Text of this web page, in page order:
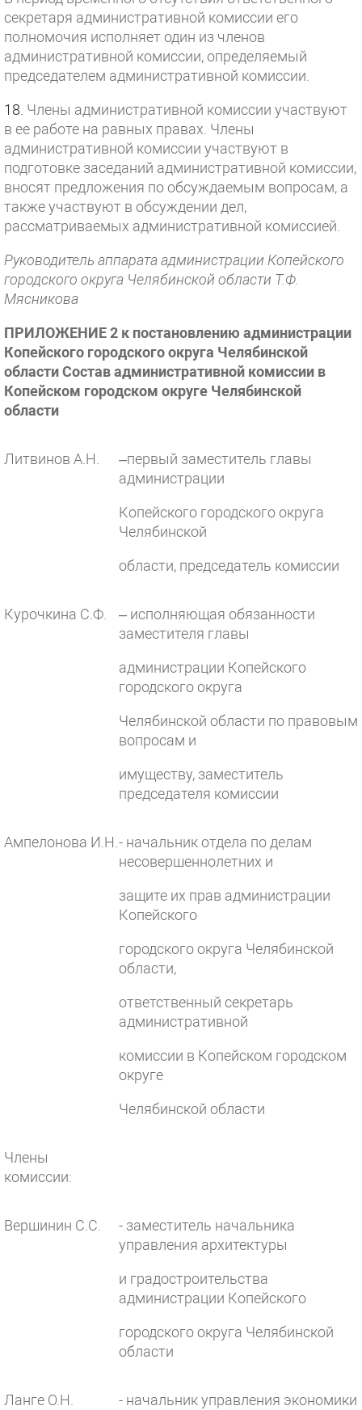
секретаря административной комиссии его
полномочия исполняет один из членов
административной комиссии, определяемый
председателем административной комиссии.
18. Члены административной комиссии участвуют
в ее работе на равных правах. Члены
административной комиссии участвуют в
подготовке заседаний административной комиссии,
вносят предложения по обсуждаемым вопросам, а
также участвуют в обсуждении дел,
рассматриваемых административной комиссией.
Руководитель аппарата администрации Копейского
городского округа Челябинской области Т.Ф.
Мясникова
ПРИЛОЖЕНИЕ 2 к постановлению администрации
Копейского городского округа Челябинской
области Состав административной комиссии в
Копейском городском округе Челябинской
области
Литвинов А.Н.
–первый заместитель главы
администрации
Копейского городского округа
Челябинской
области, председатель комиссии
Курочкина С.Ф.
– исполняющая обязанности
заместителя главы
администрации Копейского
городского округа
Челябинской области по правовым
вопросам и
имуществу, заместитель
председателя комиссии
Ампелонова И.Н. - начальник отдела по делам
несовершеннолетних и
защите их прав администрации
Копейского
городского округа Челябинской
области,
ответственный секретарь
административной
комиссии в Копейском городском
округе
Челябинской области
Члены
комиссии:
Вершинин С.С.
- заместитель начальника
управления архитектуры
и градостроительства
администрации Копейского
городского округа Челябинской
области
Ланге О.Н.
- начальник управления экономики